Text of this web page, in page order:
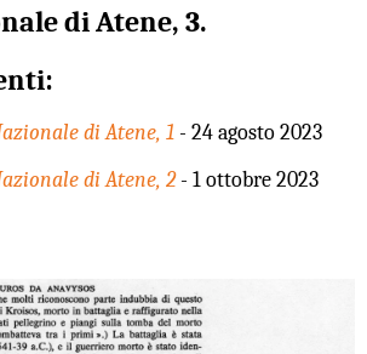
di Atene, 3.
di Atene, 1 - 24 agosto 2023
di Atene, 2- 1 ottobre 2023